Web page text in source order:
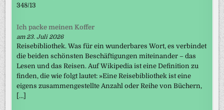
348/13
Ich packe meinen Koffer
am 23. Juli 2026
Reisebibliothek. Was für ein wunderbares Wort, es verbindet
die beiden schönsten Beschäftigungen miteinander – das
Lesen und das Reisen. Auf Wikipedia ist eine Definition zu
finden, die wie folgt lautet: »Eine Reisebibliothek ist eine
eigens zusammengestellte Anzahl oder Reihe von Büchern,
[…]